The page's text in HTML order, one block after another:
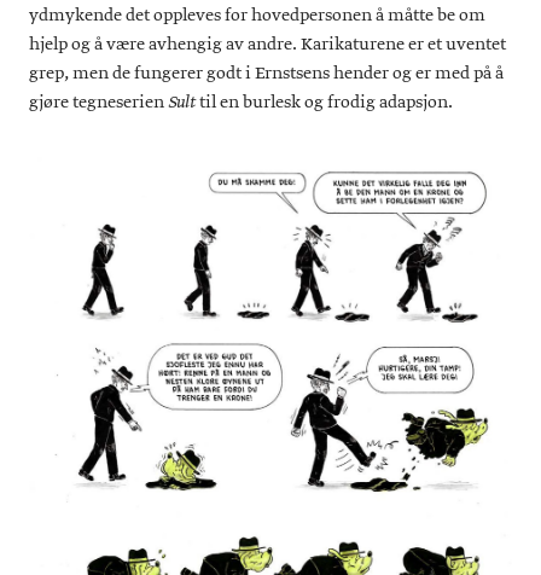
ydmykende det oppleves for hovedpersonen å måtte be om
hjelp og å være avhengig av andre. Karikaturene er et uventet
grep, men de fungerer godt i Ernstsens hender og er med på å
gjøre tegneserienSulttil en burlesk og frodig adapsjon.